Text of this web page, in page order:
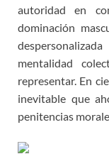
autoridad en
dominación
mentalidad
representar. En
inevitable que
penitencias